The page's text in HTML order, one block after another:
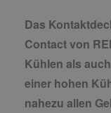
Das
Contact von
Kühlen als
einer hohen
nahezu allen